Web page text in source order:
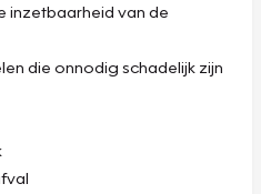
inzetbaarheid van de
die onnodig schadelijk zijn